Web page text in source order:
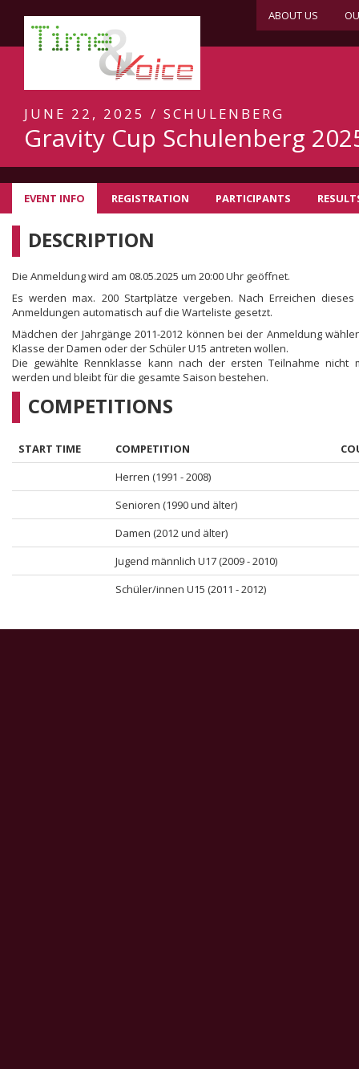
ABOUT US
JUNE 22, 2025 / SCHULENBERG
Gravity Cup Schulenberg
EVENT INFO REGISTRATION PARTICIPANTS
DESCRIPTION
Die Anmeldung wird am 08.05.2025 um 20:00 Uhr geöffnet.
Es werden max. 200 Startplätze vergeben. Nach Erreichen
Anmeldungen automatisch auf die Warteliste gesetzt.
Mädchen der Jahrgänge 2011-2012 können bei der Anmeldung
Klasse der Damen oder der Schüler U15 antreten wollen.
Die gewählte Rennklasse kann nach der ersten Teilnahme nicht
werden und bleibt für die gesamte Saison bestehen.
COMPETITIONS
START TIME COMPETITION
Herren (1991 - 2008)
Senioren (1990 und älter)
Damen (2012 und älter)
Jugend männlich U17 (2009 - 2010)
Schüler/innen U15 (2011 - 2012)